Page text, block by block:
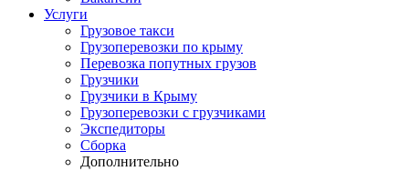
Услуги
Грузовое такси
Грузоперевозки по крыму
Перевозка попутных грузов
Грузчики
Грузчики в Крыму
Грузоперевозки с грузчиками
Экспедиторы
Сборка
Дополнительно